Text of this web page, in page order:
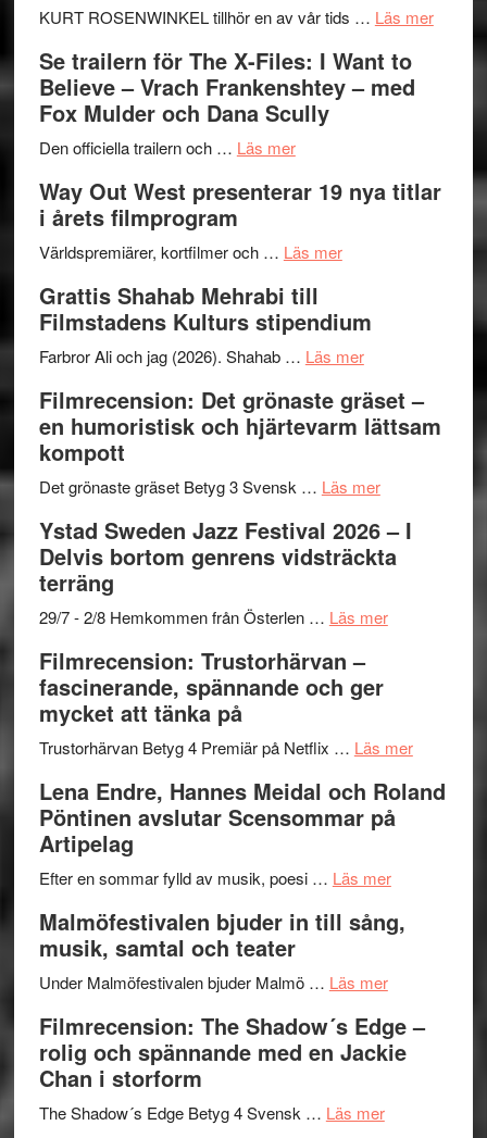
med
på
det
Huskvarna
Park
–
kväll
KURT ROSENWINKEL tillhör en av vår tids … Läs merom
Ystad
II
Se trailern för The X-Files: I Want to
Believe – Vrach Frankenshtey – med
Fox Mulder och Dana Scully
Den officiella trailern och … Läs merom
trailern
The
Files:
I
Want
Believe
–
Frankenshtey
med
Fox
och
Scully
Way Out West presenterar 19 nya titlar
i årets filmprogram
Världspremiärer, kortfilmer och … Läs merom
West
presenterar
nya
titlar
årets
Grattis Shahab Mehrabi till
Filmstadens Kulturs stipendium
Farbror Ali och jag (2026). Shahab … Läs merom
Shahab
Mehrabi
Filmstadens
stipendium
Filmrecension: Det grönaste gräset –
en humoristisk och hjärtevarm lättsam
kompott
Det grönaste gräset Betyg 3 Svensk … Läs merom
Det
grönaste
–
och
lättsam
Ystad Sweden Jazz Festival 2026 – I
Delvis bortom genrens vidsträckta
terräng
29/7 - 2/8 Hemkommen från Österlen … Läs merom
2026
I
Delvis
genrens
terräng
Filmrecension: Trustorhärvan –
fascinerande, spännande och ger
mycket att tänka på
Trustorhärvan Betyg 4 Premiär på Netflix … Läs merom
på
Lena Endre, Hannes Meidal och Roland
Pöntinen avslutar Scensommar på
Artipelag
Efter en sommar fylld av musik, poesi … Läs merom
Endre,
Roland
Pöntinen
Malmöfestivalen bjuder in till sång,
musik, samtal och teater
Under Malmöfestivalen bjuder Malmö … Läs merom
bjuder
in
Filmrecension: The Shadow´s Edge –
rolig och spännande med en Jackie
Chan i storform
The Shadow´s Edge Betyg 4 Svensk … Läs merom